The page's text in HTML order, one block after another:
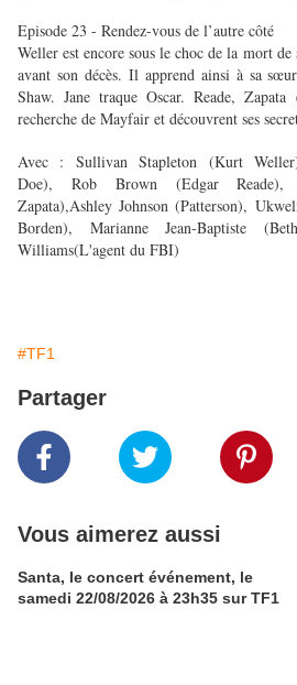
Episode 23 - Rendez-vous de l’autre côté
Weller est encore sous le choc de la mort de
avant son décès. Il apprend ainsi à sa
Shaw. Jane traque Oscar. Reade,
recherche de Mayfair et découvrent ses
Avec : Sullivan Stapleton (Kurt
Doe), Rob Brown (Edgar Reade),
Zapata),Ashley Johnson (Patterson),
Borden), Marianne Jean-Baptiste
Williams(L'agent du FBI)
#TF1
Partager
Vous aimerez aussi
Santa, le concert événement, le
samedi 22/08/2026 à 23h35 sur TF1